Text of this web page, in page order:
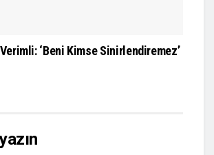
‘Beni Kimse Sinirlendiremez’